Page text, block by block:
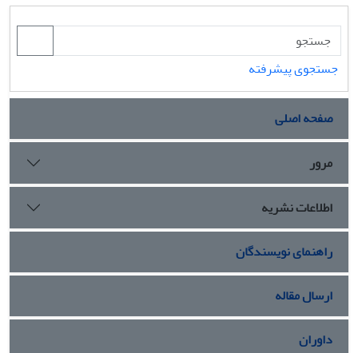
جستجوی پیشرفته
صفحه اصلی
مرور
اطلاعات نشریه
راهنمای نویسندگان
ارسال مقاله
داوران